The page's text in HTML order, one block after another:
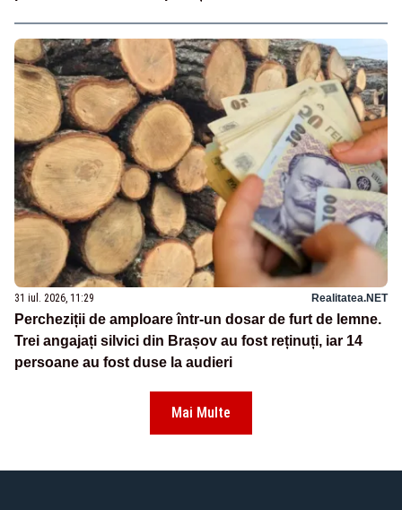
31 iul. 2026, 11:29 Realitatea.NET
Percheziții de amploare într-un dosar de furt de lemne.
Trei angajați silvici din Brașov au fost reținuți, iar 14
persoane au fost duse la audieri
Mai Multe